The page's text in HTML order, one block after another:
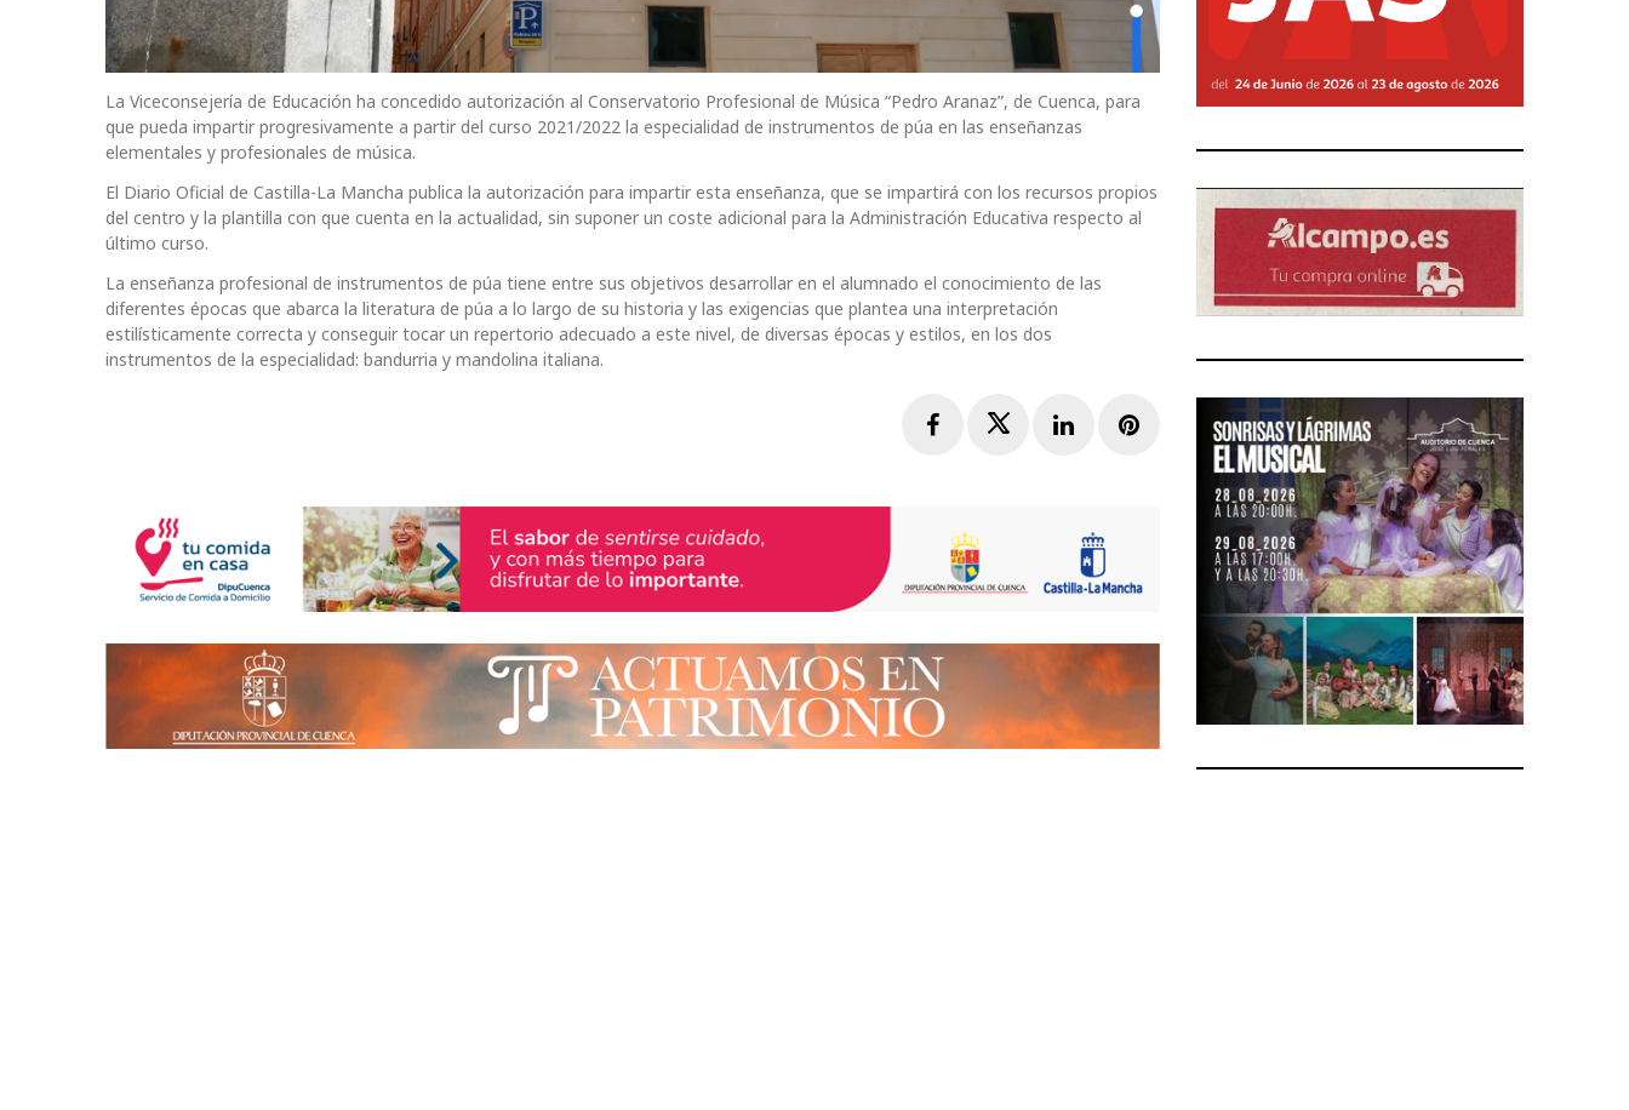
La Viceconsejería de Educación ha concedido autorización al Conservatorio Profesional de Música “Pedro Aranaz”, de Cuenca, para
que pueda impartir progresivamente a partir del curso 2021/2022 la especialidad de instrumentos de púa en las enseñanzas
elementales y profesionales de música.
El Diario Oficial de Castilla-La Mancha publica la autorización para impartir esta enseñanza, que se impartirá con los recursos propios
del centro y la plantilla con que cuenta en la actualidad, sin suponer un coste adicional para la Administración Educativa respecto al
último curso.
La enseñanza profesional de instrumentos de púa tiene entre sus objetivos desarrollar en el alumnado el conocimiento de las
diferentes épocas que abarca la literatura de púa a lo largo de su historia y las exigencias que plantea una interpretación
estilísticamente correcta y conseguir tocar un repertorio adecuado a este nivel, de diversas épocas y estilos, en los dos
instrumentos de la especialidad: bandurria y mandolina italiana.
FacebookTwitterLinkedInPinterest